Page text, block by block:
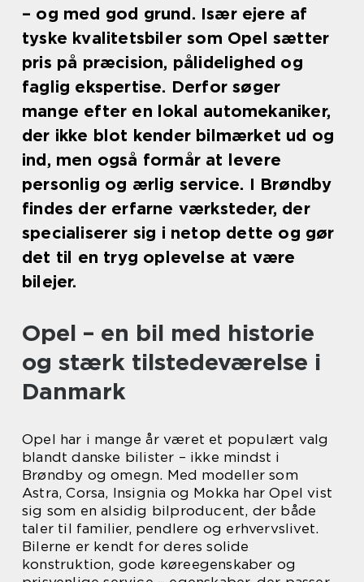
– og med god grund. Især ejere af
tyske kvalitetsbiler som Opel sætter
pris på præcision, pålidelighed og
faglig ekspertise. Derfor søger
mange efter en lokal automekaniker,
der ikke blot kender bilmærket ud og
ind, men også formår at levere
personlig og ærlig service. I Brøndby
findes der erfarne værksteder, der
specialiserer sig i netop dette og gør
det til en tryg oplevelse at være
bilejer.
Opel – en bil med historie
og stærk tilstedeværelse i
Danmark
Opel har i mange år været et populært valg
blandt danske bilister – ikke mindst i
Brøndby og omegn. Med modeller som
Astra, Corsa, Insignia og Mokka har Opel vist
sig som en alsidig bilproducent, der både
taler til familier, pendlere og erhvervslivet.
Bilerne er kendt for deres solide
konstruktion, gode køreegenskaber og